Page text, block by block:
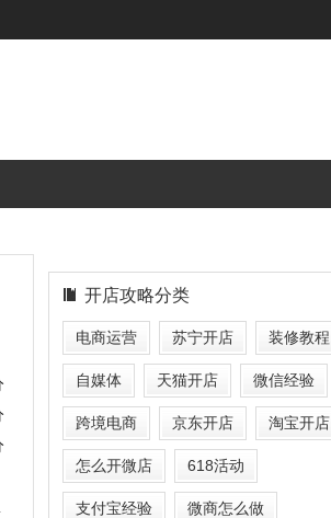
开店攻略分类
电商运营 苏宁开店 装修教程
自媒体 天猫开店 微信经验
跨境电商 京东开店 淘宝开店
怎么开微店 618活动
支付宝经验 微商怎么做